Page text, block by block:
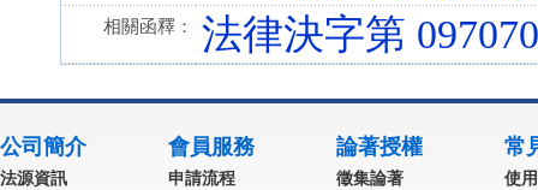
相關函釋： 法律決字第
公司簡介
法源資訊
會員服務
申請流程
論著授權
徵集論著
常
使